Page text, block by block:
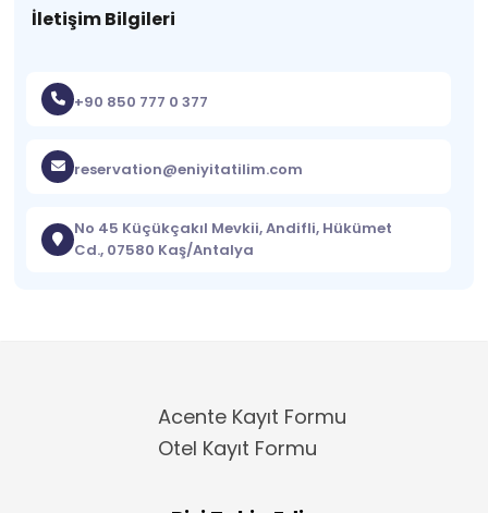
İletişim Bilgileri
+90 850 777 0 377
reservation@eniyitatilim.com
No 45 Küçükçakıl Mevkii, Andifli, Hükümet
Cd., 07580 Kaş/Antalya
Acente Kayıt Formu
Otel Kayıt Formu